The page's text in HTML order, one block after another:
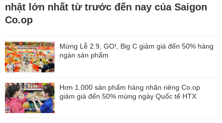
nhật lớn nhất từ trước đến nay của Saigon
Co.op
Mừng Lễ 2.9, GO!, Big C giảm giá đến 50% hàng
ngàn sản phẩm
Hơn 1.000 sản phẩm hàng nhãn riêng Co.op
giảm giá đến 50% mừng ngày Quốc tế HTX